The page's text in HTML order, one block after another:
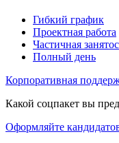
Гибкий график
Проектная работа
Частичная
Полный день
Корпоративная
Какой соцпакет вы
Оформляйте